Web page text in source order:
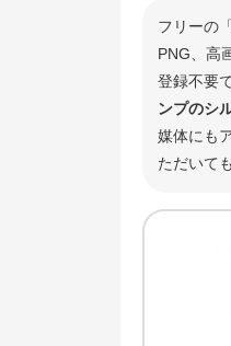
フリーの「
PNG、高
登録不要
ンプのシ
媒体にも
ただいて